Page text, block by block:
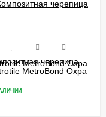
черепица
MetroBond Охра